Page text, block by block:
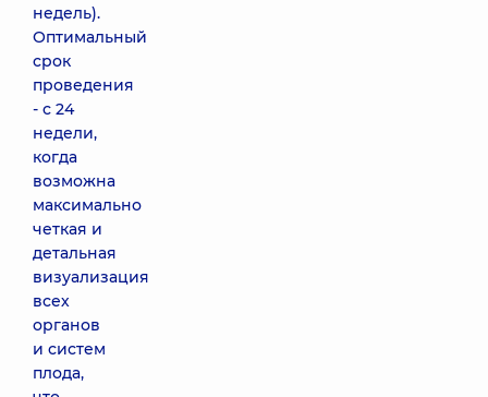
недель).
Оптимальный
срок
проведения
- с 24
недели,
когда
возможна
максимально
четкая и
детальная
визуализация
всех
органов
и систем
плода,